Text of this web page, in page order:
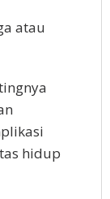
atau
hidup